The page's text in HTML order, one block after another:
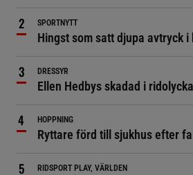
SPORTNYTT
Hingst som satt djupa avtryck i
DRESSYR
Ellen Hedbys skadad i
HOPPNING
Ryttare förd till sjukhus efter
RIDSPORT PLAY, VÄRLDEN